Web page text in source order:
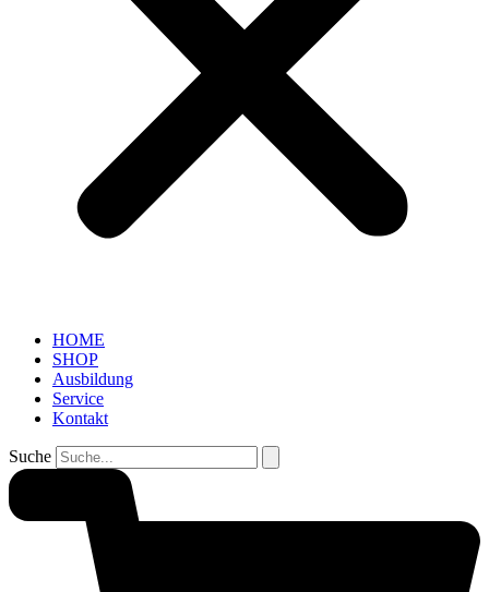
HOME
SHOP
Ausbildung
Service
Kontakt
Suche